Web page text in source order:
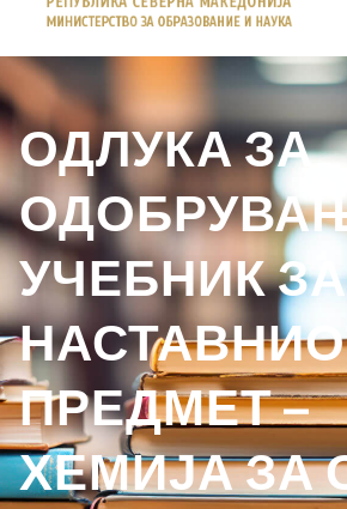
ОДЛУКА ЗА
УЧЕБНИК ЗА
ПРЕДМЕТ –
ХЕМИЈА ЗА